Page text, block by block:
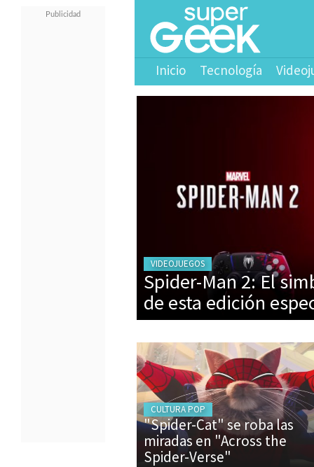
Inicio Tecnología
VIDEOJUEGOS
Spider-Man 2: El
de esta edición
CULTURA POP
"Spider-Cat" se roba las
miradas en "Across the
Spider-Verse"